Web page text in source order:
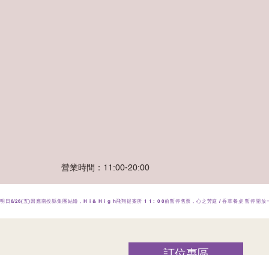
營業時間：11:00-20:00
明日6/26(五)因應南投縣集團結婚，H i & H i g h飛翔提案所 1 1 : 0 0前暫停售票，心之芳庭 / 香草餐桌 暫停開放